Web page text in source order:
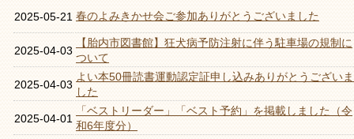
2025-05-21 春のよみきかせ会ご参加ありがとうございました
2025-04-03
【胎内市図書館】狂犬病予防注射に伴う駐車場の規制に
ついて
2025-04-03
よい本50冊読書運動認定証申し込みありがとうございま
した
2025-04-01
「ベストリーダー」「ベスト予約」を掲載しました（令
和6年度分）